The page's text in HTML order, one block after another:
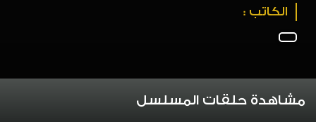
الكاتب :
مشاهدة حلقات المسلسل